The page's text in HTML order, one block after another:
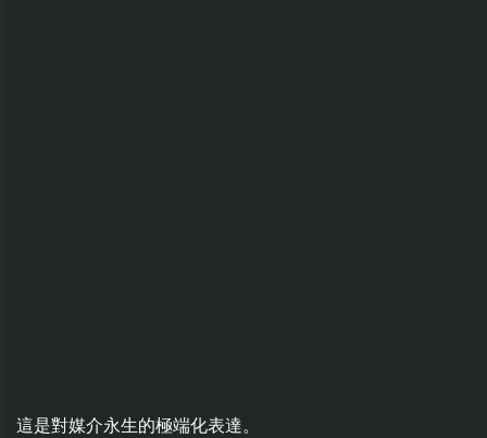
這是對媒介永生的極端化表達。